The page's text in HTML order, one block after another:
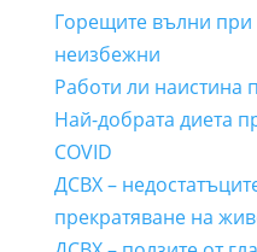
Горещите вълни при
неизбежни
Работи ли наистина
Най-добрата диета
COVID
ДСВХ –
прекратяване на